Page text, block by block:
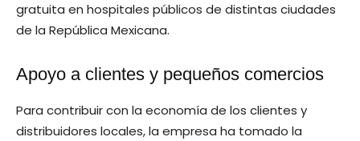
gratuita en hospitales públicos de distintas ciudades
de la República Mexicana.
Apoyo a clientes y pequeños comercios
Para contribuir con la economía de los clientes y
distribuidores locales, la empresa ha tomado la